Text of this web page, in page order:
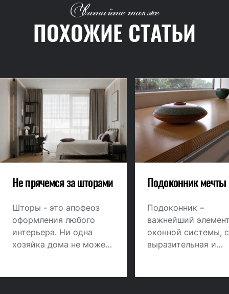
Читайте также
ПОХОЖИЕ СТАТЬИ
Не прячемся за шторами
Шторы - это апофеоз
оформления любого
интерьера. Ни одна
хозяйка дома не может
Подоконник мечты
Подоконник –
важнейший
оконной системы,
выразительная и